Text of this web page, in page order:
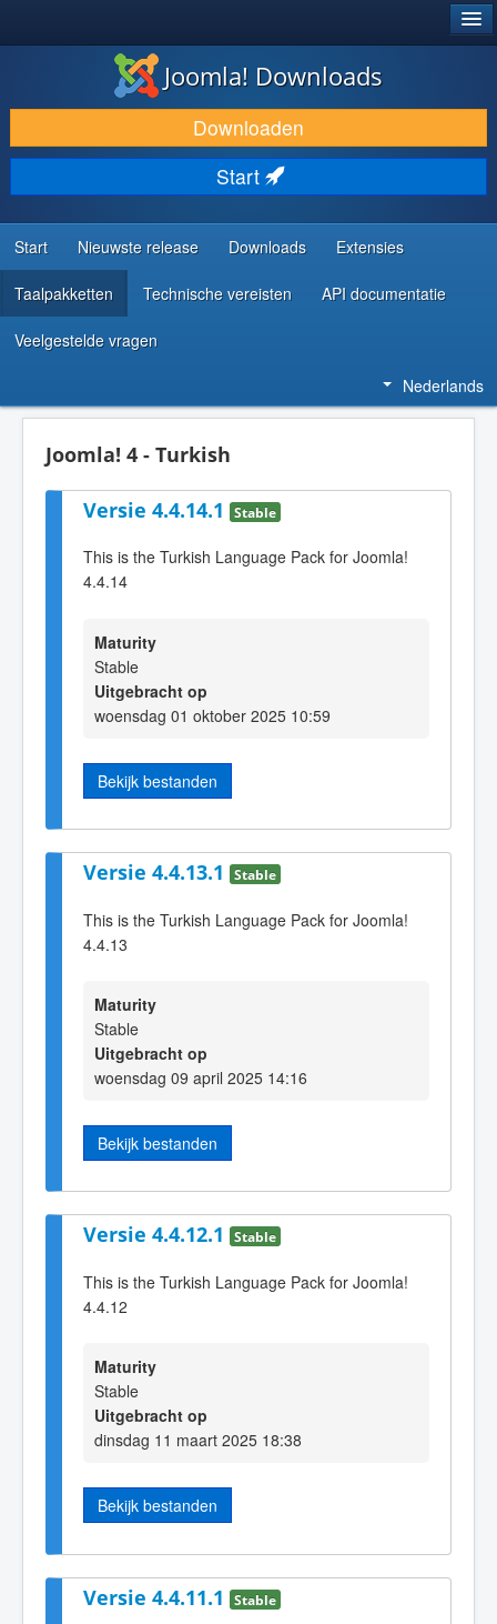
DOWNLOAD & BREID UIT
ONTDEK & LEER
COMMUNITY & ONDERSTEUNING
ONTWIKKELAARSBRONNEN
Joomla! Downloads
Downloaden
Start
Start Nieuwste release Downloads Extensies
Taalpakketten Technische vereisten API documentatie
Veelgestelde vragen
Nederlands
Joomla! 4 - Turkish
Versie 4.4.14.1 Stable
This is the Turkish Language Pack for Joomla!
4.4.14
Maturity
Stable
Uitgebracht op
woensdag 01 oktober 2025 10:59
Bekijk bestanden
Versie 4.4.13.1 Stable
This is the Turkish Language Pack for Joomla!
4.4.13
Maturity
Stable
Uitgebracht op
woensdag 09 april 2025 14:16
Bekijk bestanden
Versie 4.4.12.1 Stable
This is the Turkish Language Pack for Joomla!
4.4.12
Maturity
Stable
Uitgebracht op
dinsdag 11 maart 2025 18:38
Bekijk bestanden
Versie 4.4.11.1 Stable